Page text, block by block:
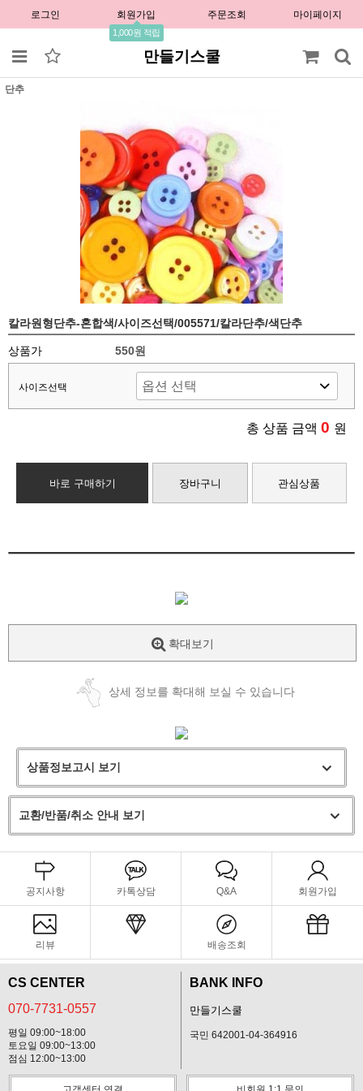
로그인 회원가입
1,000원 적립
주문조회 마이페이지
만들기스쿨
단추
칼라원형단추-혼합색/사이즈선택/005571/칼라단추/색단추
상품가 550원
사이즈선택
총 상품 금액 0 원
바로 구매하기 장바구니 관심상품
확대보기
상세 정보를 확대해 보실 수 있습니다
상품정보고시 보기
교환/반품/취소 안내 보기
공지사항 카톡상담 Q&A 회원가입
리뷰 배송조회
CS CENTER
070-7731-0557
평일 09:00~18:00
토요일 09:00~13:00
점심 12:00~13:00
BANK INFO
만들기스쿨
국민 642001-04-364916